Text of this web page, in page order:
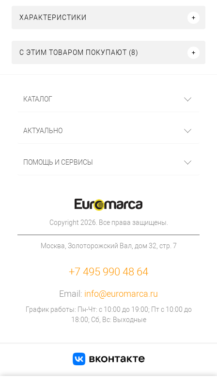
ХАРАКТЕРИСТИКИ
С ЭТИМ ТОВАРОМ ПОКУПАЮТ (8)
КАТАЛОГ
АКТУАЛЬНО
ПОМОЩЬ И СЕРВИСЫ
Copyright 2026. Все права защищены.
Москва, Золоторожский Вал, дом 32, стр. 7
+7 495 990 48 64
Email: info@euromarca.ru
График работы: Пн-Чт: с 10:00 до 19:00; Пт с 10:00 до
18:00; Сб, Вс: Выходные